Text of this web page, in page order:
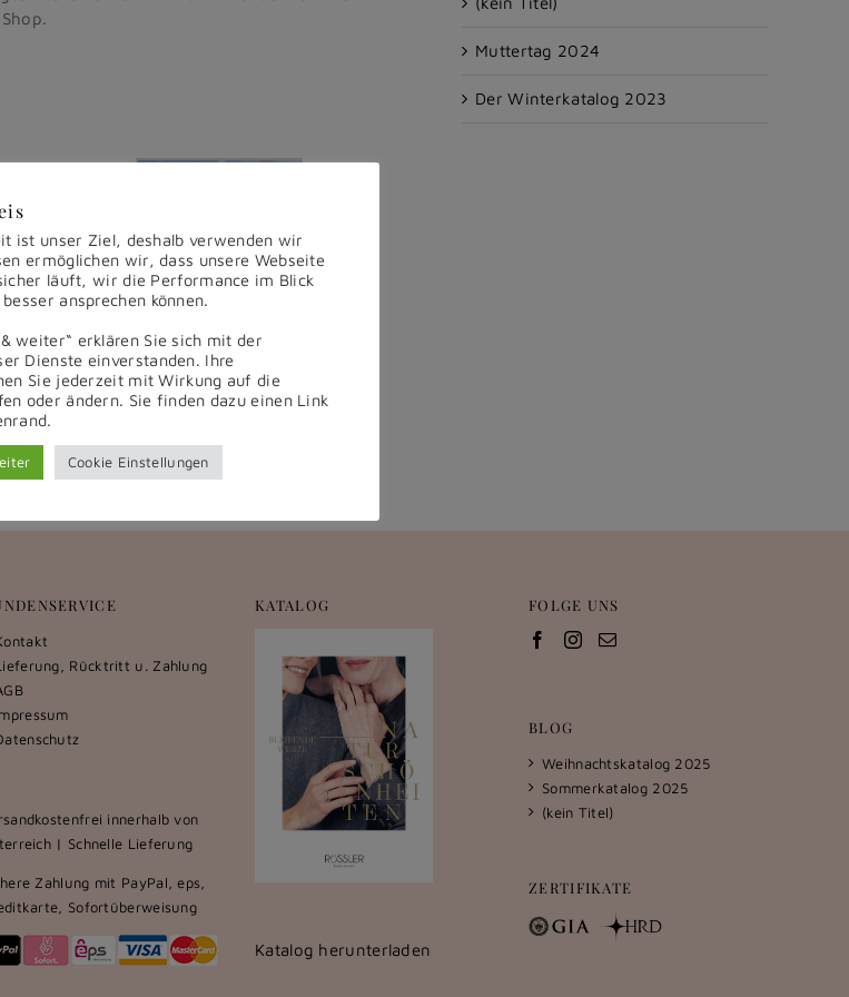
Facebook
X RedditLinkedIn
Muttertag 2024
Der Winterkatalog 2023
Rücktritt u. Zahlung
innerhalb von
| Schnelle Lieferung
Zahlung mit PayPal, eps,
Sofortüberweisung
KATALOG
Katalog herunterladen
FOLGE UNS
BLOG
Weihnachtskatalog 2025
Sommerkatalog 2025
(kein Titel)
ZERTIFIKATE
ist unser Ziel, deshalb verwenden wir
ermöglichen wir, dass unsere Webseite
läuft, wir die Performance im Blick
ansprechen können.
weiter“ erklären Sie sich mit der
Dienste einverstanden. Ihre
Sie jederzeit mit Wirkung auf die
oder ändern. Sie finden dazu einen Link
Cookie Einstellungen